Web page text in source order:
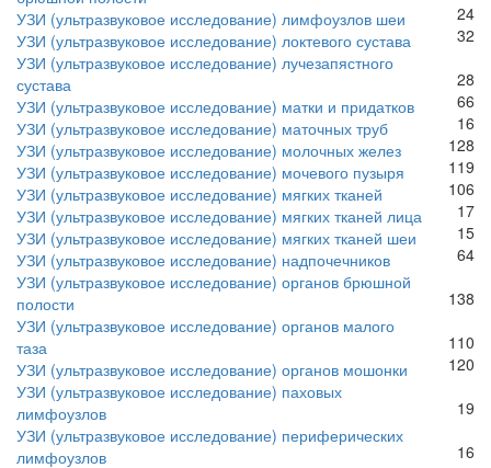
24
УЗИ (ультразвуковое исследование) лимфоузлов шеи
32
УЗИ (ультразвуковое исследование) локтевого сустава
28
УЗИ (ультразвуковое исследование) лучезапястного
сустава
66
УЗИ (ультразвуковое исследование) матки и придатков
16
УЗИ (ультразвуковое исследование) маточных труб
128
УЗИ (ультразвуковое исследование) молочных желез
119
УЗИ (ультразвуковое исследование) мочевого пузыря
106
УЗИ (ультразвуковое исследование) мягких тканей
17
УЗИ (ультразвуковое исследование) мягких тканей лица
15
УЗИ (ультразвуковое исследование) мягких тканей шеи
64
УЗИ (ультразвуковое исследование) надпочечников
138
УЗИ (ультразвуковое исследование) органов брюшной
полости
110
УЗИ (ультразвуковое исследование) органов малого
таза
120
УЗИ (ультразвуковое исследование) органов мошонки
19
УЗИ (ультразвуковое исследование) паховых
лимфоузлов
16
УЗИ (ультразвуковое исследование) периферических
лимфоузлов